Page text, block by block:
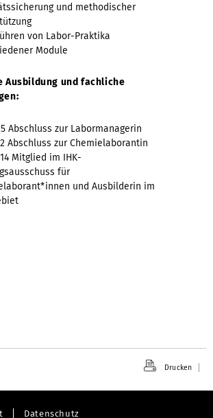
und methodischer
von Labor-Praktika
Module
Ausbildung und fachliche
Abschluss zur Labormanagerin
Abschluss zur Chemielaborantin
Mitglied im IHK-
für
und Ausbilderin im
Drucken
Datenschutz